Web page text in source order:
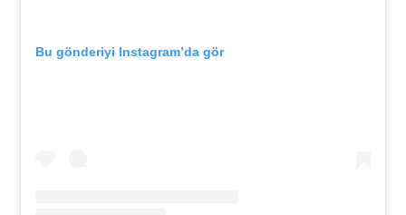
Bu gönderiyi Instagram’da gör